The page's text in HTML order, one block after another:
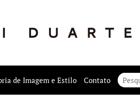
de Imagem e Estilo Contato